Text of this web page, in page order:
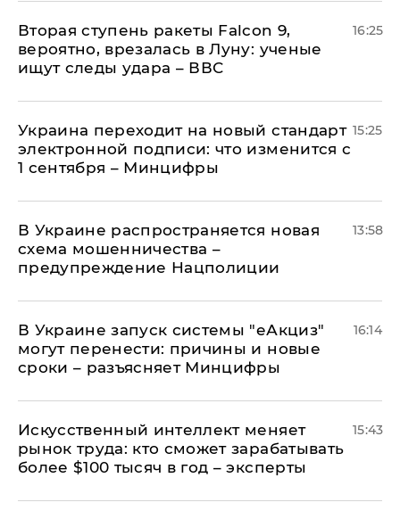
Вторая ступень ракеты Falcon 9,
вероятно, врезалась в Луну: ученые
ищут следы удара – ВВС
16:25
Украина переходит на новый стандарт
электронной подписи: что изменится с
1 сентября – Минцифры
15:25
В Украине распространяется новая
схема мошенничества –
предупреждение Нацполиции
13:58
В Украине запуск системы "еАкциз"
могут перенести: причины и новые
сроки – разъясняет Минцифры
16:14
Искусственный интеллект меняет
рынок труда: кто сможет зарабатывать
более $100 тысяч в год – эксперты
15:43